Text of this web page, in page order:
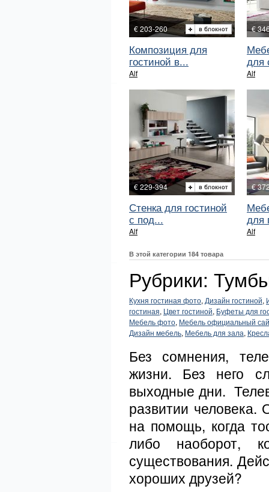
€ 203-260
Композиция для
гостиной в...
Alf
€
для
Alf
€ 229-394
Стенка для гостиной
с под...
Alf
€
для
Alf
В этой категории 184 товара
Рубрики:
Кухня гостиная фото, Дизайн гостиной,
гостиная, Цвет гостиной, Буфеты для
Мебель фото, Мебель официальный
Дизайн мебель, Мебель для зала,
Без сомнения,
жизни. Без него
выходные дни.
развитии человека.
на помощь, когда
либо наоборот,
существования.
хороших друзей?